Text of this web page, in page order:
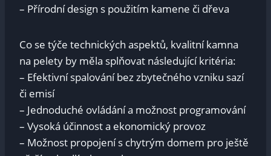
– Přírodní design s použitím kamene či dřeva
Co se týče technických aspektů, kvalitní kamna
na pelety by měla splňovat následující kritéria:
– Efektivní spalování bez zbytečného vzniku sazí
či emisí
– Jednoduché ovládání a možnost programování
– Vysoká účinnost a ekonomický provoz
– Možnost propojení s chytrým domem pro ještě